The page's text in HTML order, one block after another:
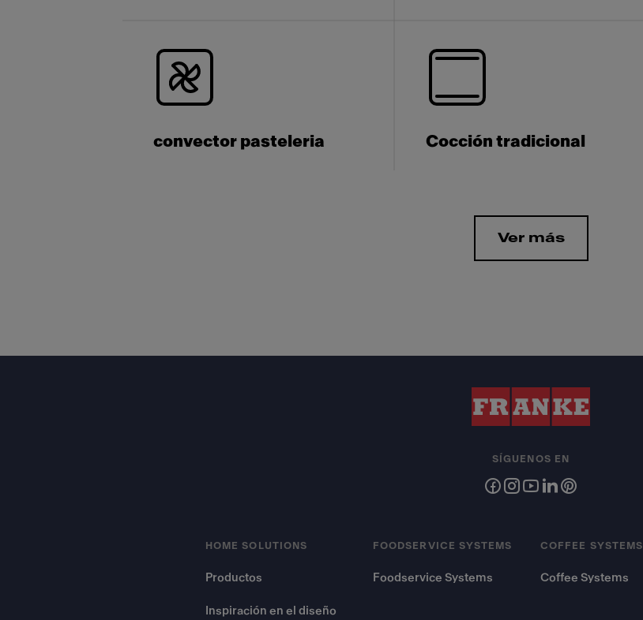
convector pasteleria Cocción tradicional
Ver más
HOME SOLUTIONS
Productos
Inspiración en el diseño
FOODSERVICE SYSTEMS
Foodservice Systems
COFFEE SYSTEMS
Coffee Systems
SÍGUENOS EN